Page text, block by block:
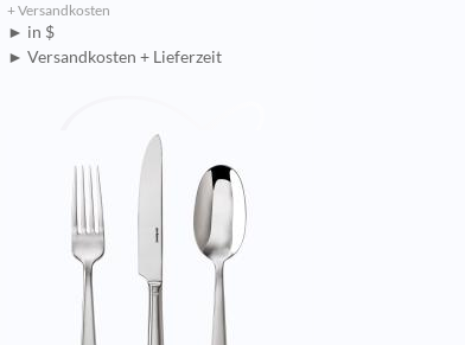
+ Versandkosten
► in $
► Versandkosten + Lieferzeit